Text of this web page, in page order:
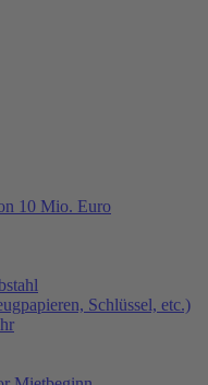
10 Mio. Euro
Schlüssel, etc.)